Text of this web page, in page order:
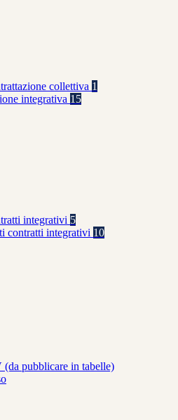
collettiva 1
integrativa 15
integrativi 5
contratti integrativi 10
(da pubblicare in tabelle)